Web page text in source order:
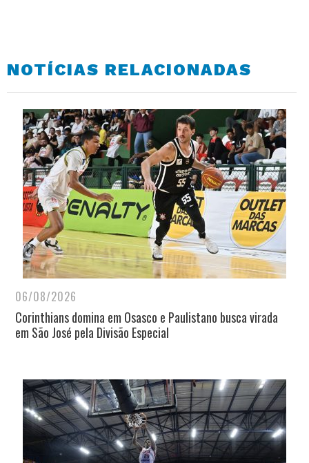
NOTÍCIAS RELACIONADAS
06/08/2026
Corinthians domina em Osasco e Paulistano busca virada
em São José pela Divisão Especial